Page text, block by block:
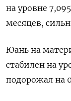
на уровне
месяцев,
Юань на
стабилен на
подорожал на